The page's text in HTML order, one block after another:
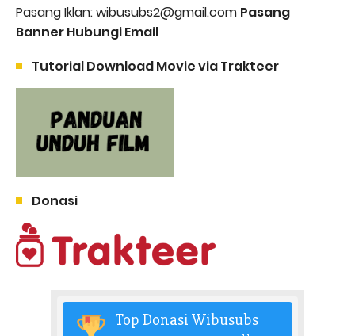
Pasang Iklan: wibusubs2@gmail.com Pasang
Banner Hubungi Email
Tutorial Download Movie via Trakteer
Donasi